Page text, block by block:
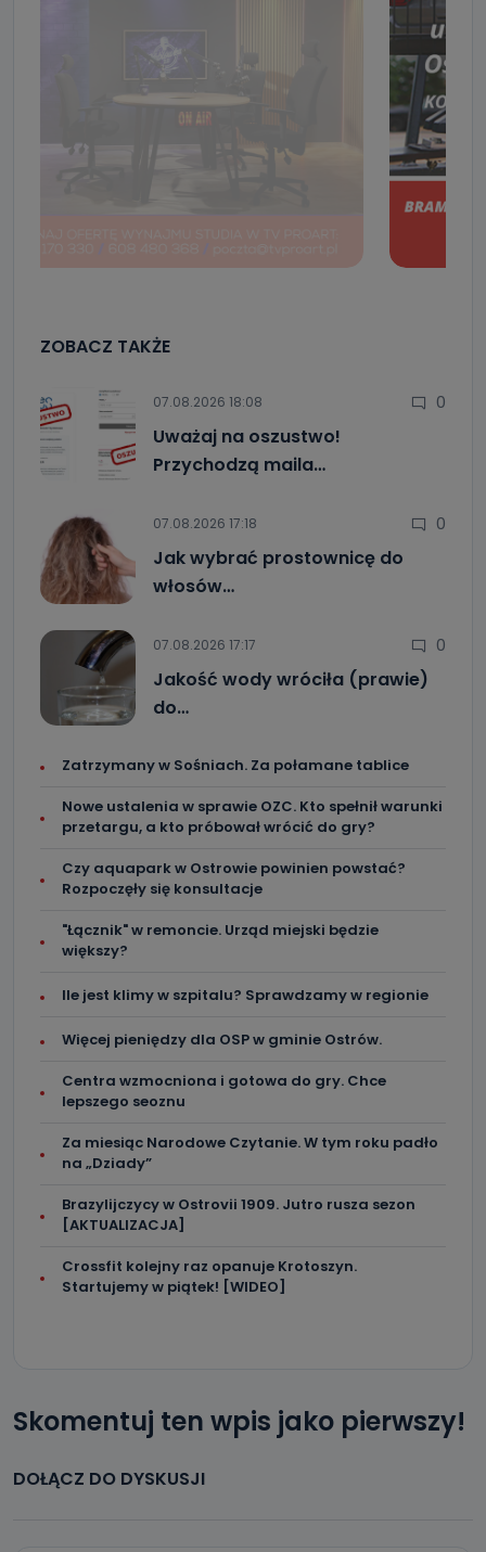
ZOBACZ TAKŻE
07.08.2026 18:08 0
Uważaj na oszustwo!
Przychodzą maila…
07.08.2026 17:18 0
Jak wybrać prostownicę do
włosów…
07.08.2026 17:17 0
Jakość wody wróciła (prawie)
do…
Zatrzymany w Sośniach. Za połamane tablice
Nowe ustalenia w sprawie OZC. Kto spełnił warunki
przetargu, a kto próbował wrócić do gry?
Czy aquapark w Ostrowie powinien powstać?
Rozpoczęły się konsultacje
"Łącznik" w remoncie. Urząd miejski będzie
większy?
Ile jest klimy w szpitalu? Sprawdzamy w regionie
Więcej pieniędzy dla OSP w gminie Ostrów.
Centra wzmocniona i gotowa do gry. Chce
lepszego seoznu
Za miesiąc Narodowe Czytanie. W tym roku padło
na „Dziady”
Brazylijczycy w Ostrovii 1909. Jutro rusza sezon
[AKTUALIZACJA]
Crossfit kolejny raz opanuje Krotoszyn.
Startujemy w piątek! [WIDEO]
Skomentuj ten wpis jako pierwszy!
DOŁĄCZ DO DYSKUSJI